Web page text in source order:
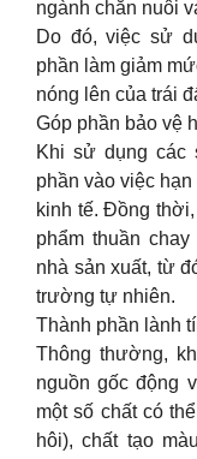
ngành chăn nuôi
Do đó, việc sử
phần làm giảm
nóng lên của trái
Góp phần bảo vệ
Khi sử dụng các
phần vào việc
kinh tế. Đồng
phẩm thuần
nhà sản xuất, từ
trường tự nhiên.
Thành phần lành
Thông thường,
nguồn gốc động
một số chất có
hôi), chất tạo